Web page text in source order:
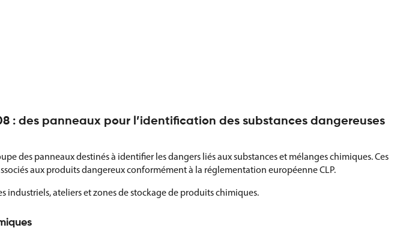
: des panneaux pour l’identification des substances dangereuses
des panneaux destinés à identifier les dangers liés aux substances et mélanges chimiques. Ces
aux produits dangereux conformément à la réglementation européenne CLP.
industriels, ateliers et zones de stockage de produits chimiques.